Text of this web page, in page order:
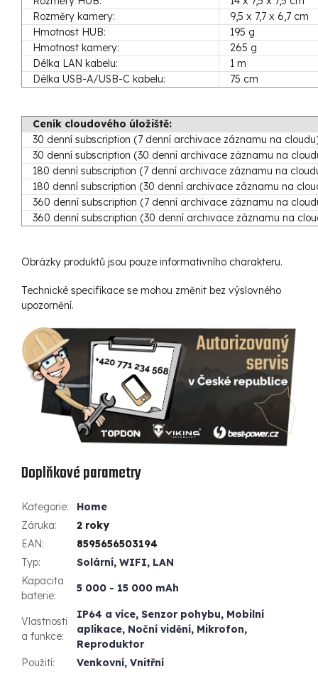
Rozměry kamery:
9,5 x 7,7 x 6,7 cm
Hmotnost HUB:
195 g
Hmotnost kamery:
265 g
Délka LAN kabelu:
1 m
Délka USB-A/USB-C kabelu:
75 cm
Ceník cloudového úložiště:
30 denní subscription (7 denní archivace záznamu na
30 denní subscription (30 denní archivace záznamu na
180 denní subscription (7 denní archivace záznamu na
180 denní subscription (30 denní archivace záznamu na
360 denní subscription (7 denní archivace záznamu na
360 denní subscription (30 denní archivace záznamu na
Obrázky produktů jsou pouze informativního charakteru.
Technické specifikace se mohou změnit bez výslovného
upozornění.
Doplňkové parametry
Kategorie:
Home
Záruka:
2 roky
EAN:
8595656503194
Typ: Solární, WIFI, LAN
Kapacita
baterie:
5 000 - 15 000 mAh
Vlastnosti
a funkce:
IP64 a více, Senzor pohybu, Mobilní
aplikace, Noční vidění, Mikrofon,
Reproduktor
Použití: Venkovní, Vnitřní